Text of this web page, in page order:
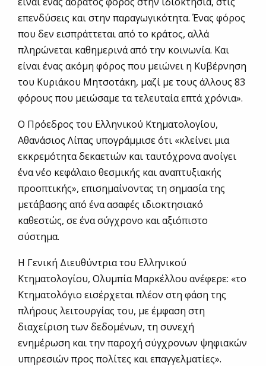
επενδύσεις και στην παραγωγικότητα. Ένας φόρος
που δεν εισπράττεται από το κράτος, αλλά
πληρώνεται καθημερινά από την κοινωνία. Και
είναι ένας ακόμη φόρος που μειώνει η Κυβέρνηση
του Κυριάκου Μητσοτάκη, μαζί με τους άλλους 83
φόρους που μειώσαμε τα τελευταία επτά χρόνια».
Ο Πρόεδρος του Ελληνικού Κτηματολογίου,
Αθανάσιος Λίπας υπογράμμισε ότι «κλείνει μια
εκκρεμότητα δεκαετιών και ταυτόχρονα ανοίγει
ένα νέο κεφάλαιο θεσμικής και αναπτυξιακής
προοπτικής», επισημαίνοντας τη σημασία της
μετάβασης από ένα ασαφές ιδιοκτησιακό
καθεστώς, σε ένα σύγχρονο και αξιόπιστο
σύστημα.
Η Γενική Διευθύντρια του Ελληνικού
Κτηματολογίου, Ολυμπία Μαρκέλλου ανέφερε: «το
Κτηματολόγιο εισέρχεται πλέον στη φάση της
πλήρους λειτουργίας του, με έμφαση στη
διαχείριση των δεδομένων, τη συνεχή
ενημέρωση και την παροχή σύγχρονων ψηφιακών
υπηρεσιών προς πολίτες και επαγγελματίες».